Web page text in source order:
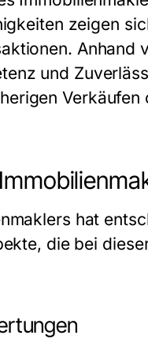
zeigen
Anhand
und
hat
die bei